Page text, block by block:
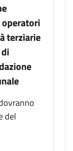
terziarie
del